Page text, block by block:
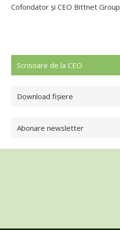
Cofondator și CEO Bittnet Group
Scrisoare de la CEO
Download fișiere
Abonare newsletter